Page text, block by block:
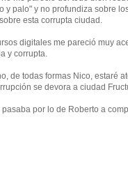
y palo" y no profundiza sobre
esta corrupta ciudad.
digitales me pareció muy
y corrupta.
de todas formas Nico, estaré
se devora a ciudad
por lo de Roberto a